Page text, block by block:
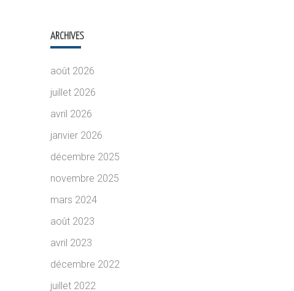
ARCHIVES
août 2026
juillet 2026
avril 2026
janvier 2026
décembre 2025
novembre 2025
mars 2024
août 2023
avril 2023
décembre 2022
juillet 2022